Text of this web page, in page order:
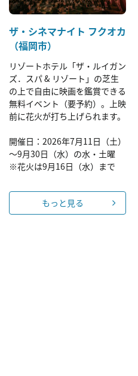
ザ・シネマナイト フクオカ
（福岡市）
リゾートホテル「ザ・ルイガン
ズ．スパ & リゾート」の芝生
の上で自由に映画を鑑賞できる
無料イベント（要予約）。上映
前に花火が打ち上げられます。
開催日：2026年7月11日（土）
～9月30日（水）の水・土曜
※花火は9月16日（水）まで
もっと見る